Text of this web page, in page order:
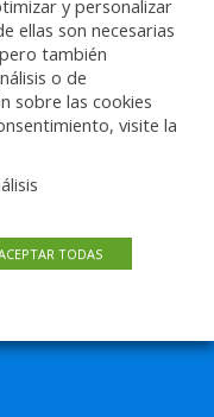
y personalizar
ellas son necesarias
también
o de
sobre las cookies
visite la
TODAS